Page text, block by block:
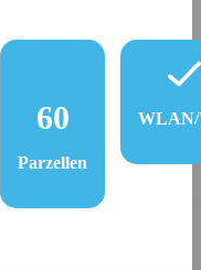
60
Parzellen